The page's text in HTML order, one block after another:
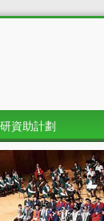
資助計劃